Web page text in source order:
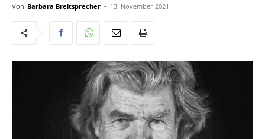
Von Barbara Breitsprecher - 13. November 2021